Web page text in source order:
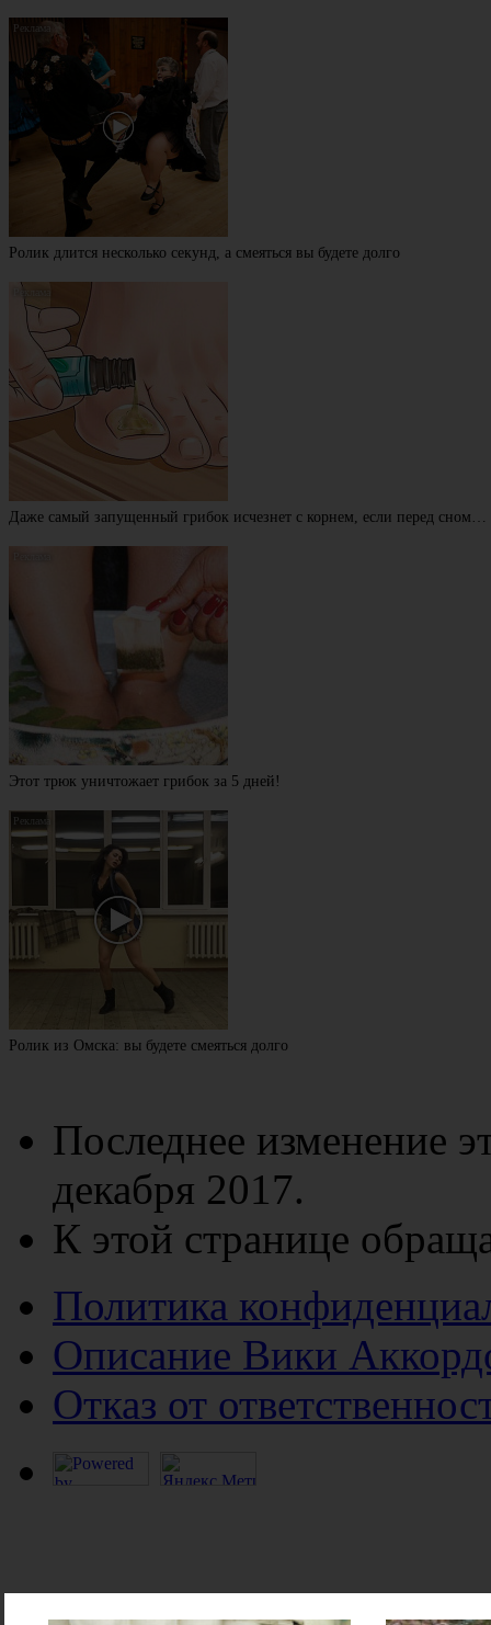
Ролик длится несколько секунд, а смеяться вы будете долго
Даже самый запущенный грибок исчезнет с корнем, если перед сном…
Этот трюк уничтожает грибок за 5 дней!
Ролик из Омска: вы будете смеяться долго
Последнее изменение
декабря 2017.
К этой странице
Политика
Описание Вики
Отказ от